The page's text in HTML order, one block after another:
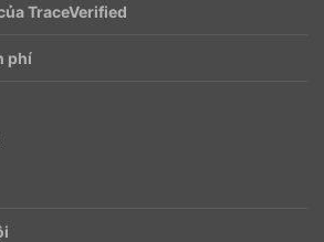
TraceVerified
phí